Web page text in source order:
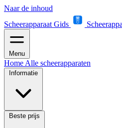
Naar de inhoud
Scheerapparaat Gids
Menu
Home Alle scheerapparaten
Informatie
Beste prijs